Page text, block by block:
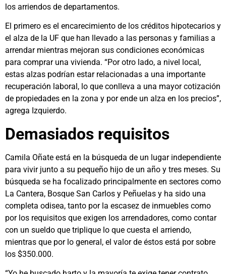
los arriendos de departamentos.
El primero es el encarecimiento de los créditos hipotecarios y
el alza de la UF que han llevado a las personas y familias a
arrendar mientras mejoran sus condiciones económicas
para comprar una vivienda. “Por otro lado, a nivel local,
estas alzas podrían estar relacionadas a una importante
recuperación laboral, lo que conlleva a una mayor cotización
de propiedades en la zona y por ende un alza en los precios”,
agrega Izquierdo.
Demasiados requisitos
Camila Oñate está en la búsqueda de un lugar independiente
para vivir junto a su pequeño hijo de un año y tres meses. Su
búsqueda se ha focalizado principalmente en sectores como
La Cantera, Bosque San Carlos y Peñuelas y ha sido una
completa odisea, tanto por la escasez de inmuebles como
por los requisitos que exigen los arrendadores, como contar
con un sueldo que triplique lo que cuesta el arriendo,
mientras que por lo general, el valor de éstos está por sobre
los $350.000.